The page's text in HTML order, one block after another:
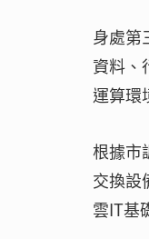
身處第
資料、
運算環
根據市
交換設
雲IT基